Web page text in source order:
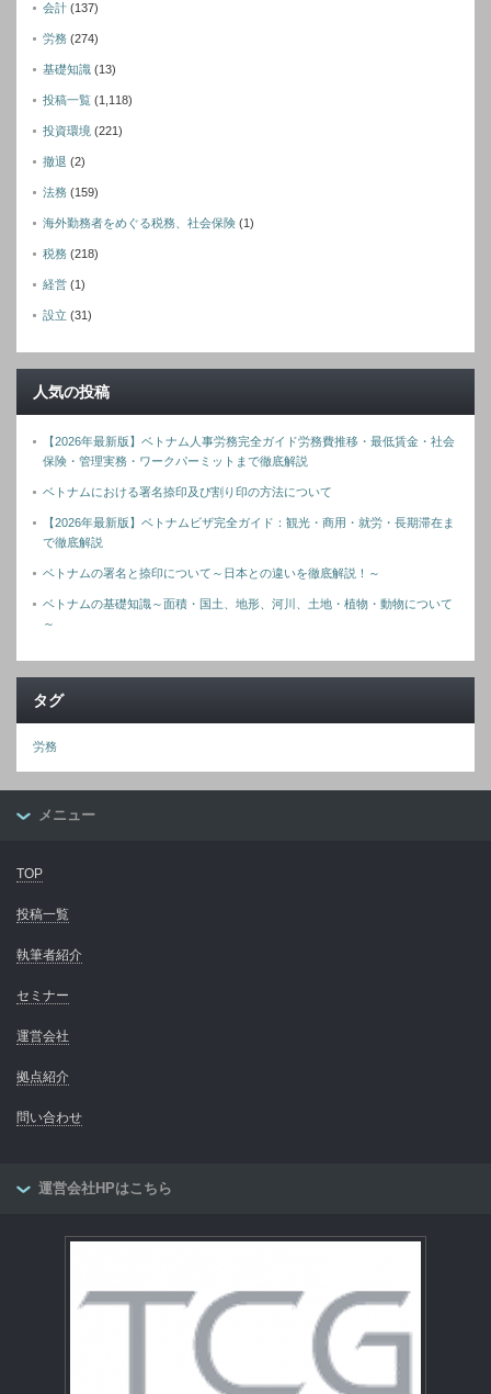
会計 (137)
労務 (274)
基礎知識 (13)
投稿一覧 (1,118)
投資環境 (221)
撤退 (2)
法務 (159)
海外勤務者をめぐる税務、社会保険 (1)
税務 (218)
経営 (1)
設立 (31)
人気の投稿
【2026年最新版】ベトナム人事労務完全ガイド労務費推移・最低賃金・社会
保険・管理実務・ワークパーミットまで徹底解説
ベトナムにおける署名捺印及び割り印の方法について
【2026年最新版】ベトナムビザ完全ガイド：観光・商用・就労・長期滞在ま
で徹底解説
ベトナムの署名と捺印について～日本との違いを徹底解説！～
ベトナムの基礎知識～面積・国土、地形、河川、土地・植物・動物について
～
タグ
労務
メニュー
TOP
投稿一覧
執筆者紹介
セミナー
運営会社
拠点紹介
問い合わせ
運営会社HPはこちら